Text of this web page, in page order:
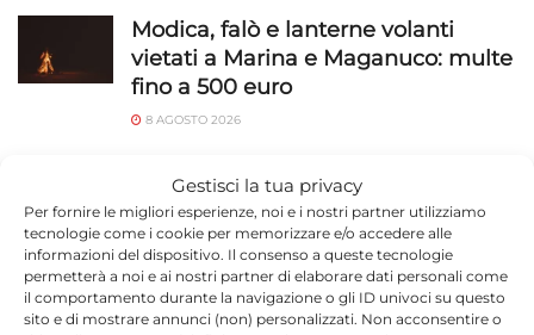
Gestisci la tua privacy
Per fornire le migliori esperienze, noi e i nostri partner utilizziamo
tecnologie come i cookie per memorizzare e/o accedere alle
informazioni del dispositivo. Il consenso a queste tecnologie
permetterà a noi e ai nostri partner di elaborare dati personali come
il comportamento durante la navigazione o gli ID univoci su questo
sito e di mostrare annunci (non) personalizzati. Non acconsentire o
Modica, falò e lanterne volanti
vietati a Marina e Maganuco: multe
fino a 500 euro
8 AGOSTO 2026
all’opposizione: «Dimettiamoci tutti
e votiamo»
8 AGOSTO 2026
Beach Soccer: stasera a Scoglitti si